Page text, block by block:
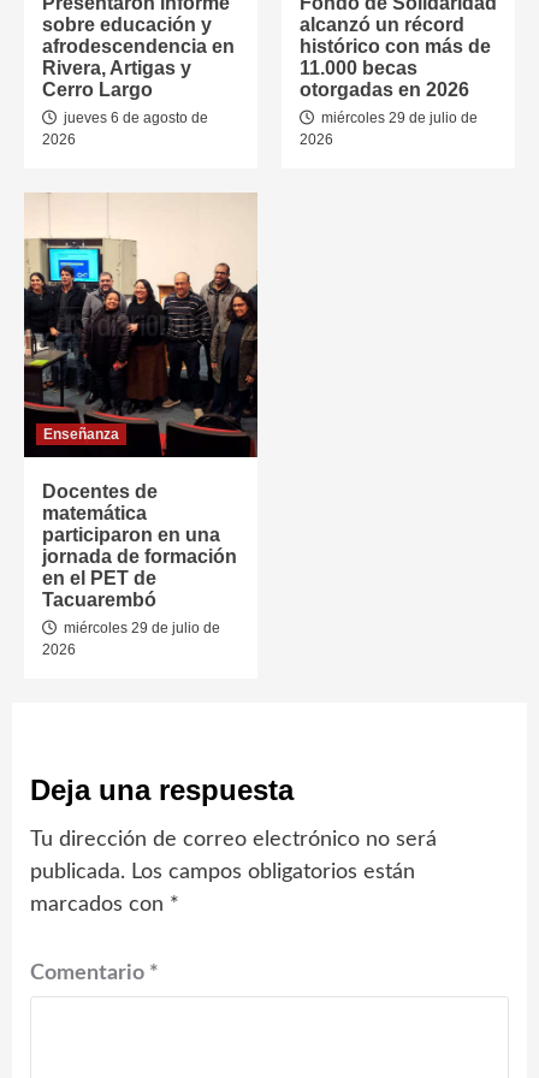
sobre educación y
afrodescendencia en
Rivera, Artigas y
Cerro Largo
jueves 6 de agosto de
2026
alcanzó un récord
histórico con más de
11.000 becas
otorgadas en 2026
miércoles 29 de julio de
2026
Enseñanza
Docentes de
matemática
participaron en una
jornada de formación
en el PET de
Tacuarembó
miércoles 29 de julio de
2026
Deja una respuesta
Tu dirección de correo electrónico no será
publicada. Los campos obligatorios están
marcados con *
Comentario *